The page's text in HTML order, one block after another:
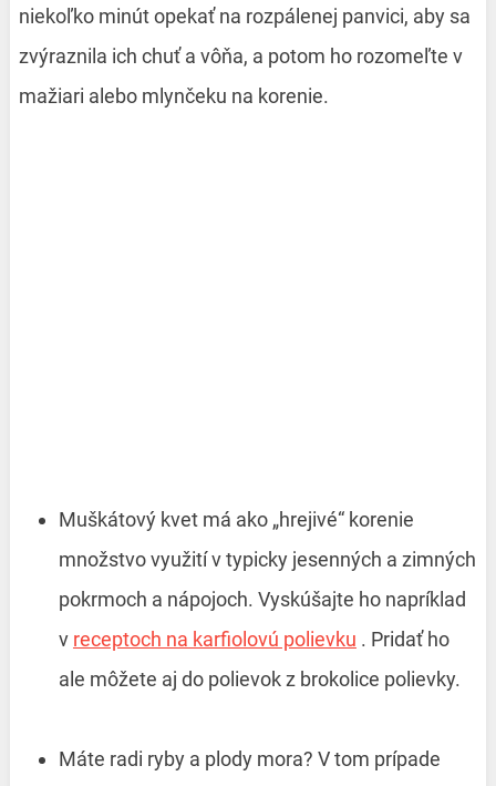
niekoľko minút opekať na rozpálenej panvici, aby sa
zvýraznila ich chuť a vôňa, a potom ho rozomeľte v
mažiari alebo mlynčeku na korenie.
Muškátový kvet má ako „hrejivé“ korenie
množstvo využití v typicky jesenných a zimných
pokrmoch a nápojoch. Vyskúšajte ho napríklad
v receptoch na karfiolovú polievku . Pridať ho
ale môžete aj do polievok z brokolice polievky.
Máte radi ryby a plody mora? V tom prípade